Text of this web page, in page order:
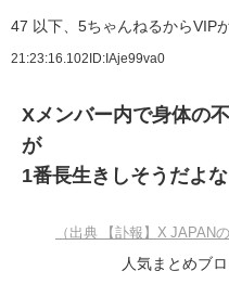
47 以下、5ちゃんねるからVIP
21:23:16.102 ID:IAje99va0
Xメンバー内で身体の
が
1番長生きしそうだよな
（出典 【訃報】X JAPAN
人気まとめブ